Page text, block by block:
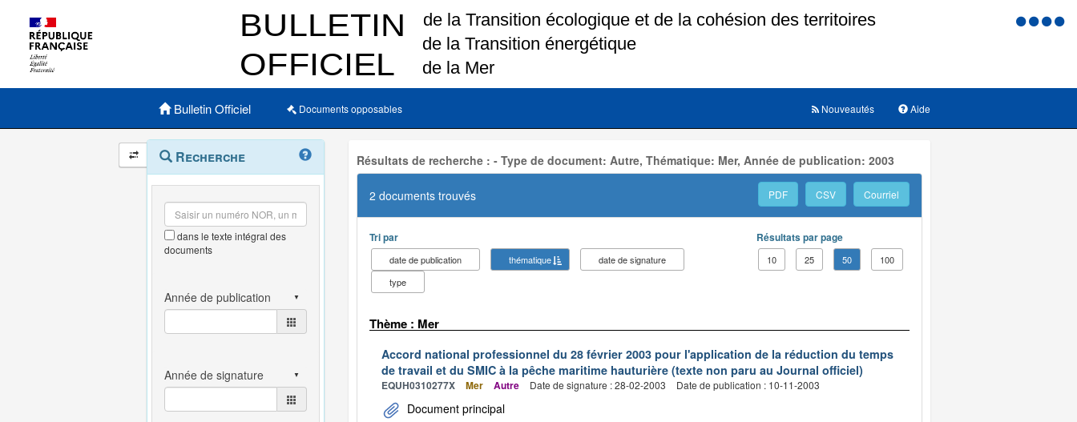
Menu
Menu principal
Bulletin Officiel Documents opposables Aide
Nouveautés
Navigation
et
outils
annexes
Menu
contextuel
Recherche
dans le texte intégral des
documents
Résultats de recherche : - Type de document: Autre, Thématique: Mer, Année de publication: 2003
2 documents trouvés PDF CSV Courriel
Tri par
date de publication thématique
date de signature
type
Résultats par page
10 25 50 100
Thème : Mer
Accord national professionnel du 28 février 2003 pour l'application de la réduction du temps
de travail et du SMIC à la pêche maritime hauturière (texte non paru au Journal officiel)
EQUH0310277X Mer Autre Date de signature : 28-02-2003 Date de publication : 10-11-2003
Document principal